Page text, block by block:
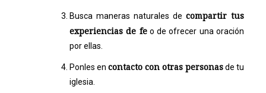
Busca maneras naturales decompartir tus
experiencias de feo de ofrecer una oración
por ellas.
Ponles en contacto con otras personasde tu
iglesia.